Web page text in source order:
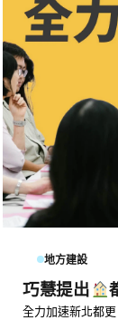
地方建設
巧慧提出
全力加速新北都